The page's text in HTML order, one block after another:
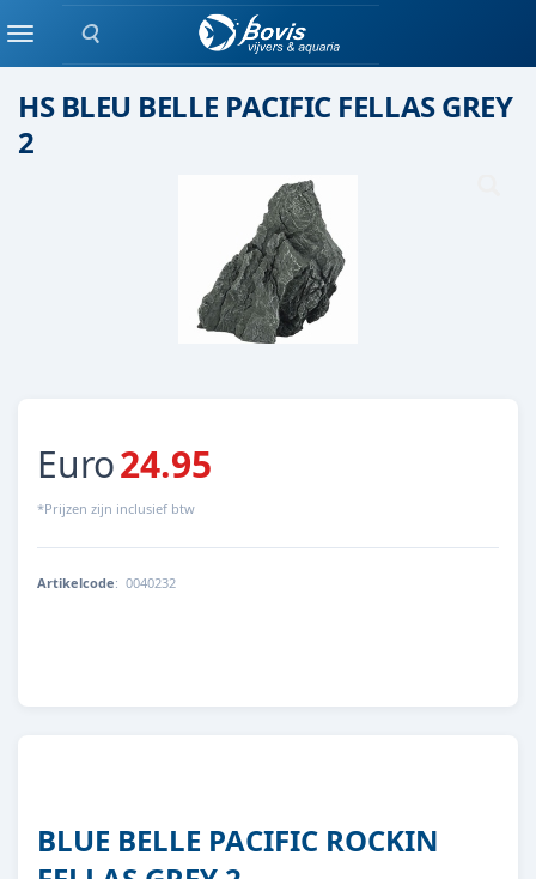
Zoeken
MenuKeramiek/ kunststof
HS BLEU BELLE PACIFIC FELLAS GREY
2
Euro24.95
*Prijzen zijn inclusief btw
Artikelcode: 0040232
BLUE BELLE PACIFIC ROCKIN